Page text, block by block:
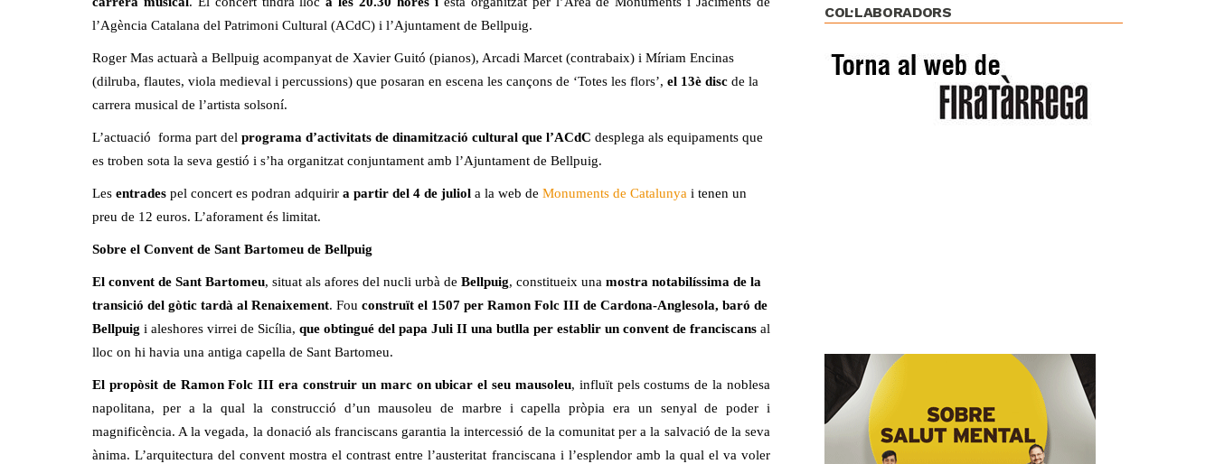
l’Agència Catalana del Patrimoni Cultural (ACdC) i l’Ajuntament de Bellpuig.
Roger Mas actuarà a Bellpuig acompanyat de Xavier Guitó (pianos), Arcadi Marcet (contrabaix) i Míriam Encinas
(dilruba, flautes, viola medieval i percussions) que posaran en escena les cançons de ‘Totes les flors’, el 13è disc de la
carrera musical de l’artista solsoní.
L’actuació forma part del programa d’activitats de dinamització cultural que l’ACdC desplega als equipaments que
es troben sota la seva gestió i s’ha organitzat conjuntament amb l’Ajuntament de Bellpuig.
Les entrades pel concert es podran adquirir a partir del 4 de juliol a la web de Monuments de Catalunya i tenen un
preu de 12 euros. L’aforament és limitat.
Sobre el Convent de Sant Bartomeu de Bellpuig
El convent de Sant Bartomeu, situat als afores del nucli urbà de Bellpuig, constitueix una mostra notabilíssima de la
transició del gòtic tardà al Renaixement. Fou construït el 1507 per Ramon Folc III de Cardona-Anglesola, baró de
Bellpuig i aleshores virrei de Sicília, que obtingué del papa Juli II una butlla per establir un convent de franciscans al
lloc on hi havia una antiga capella de Sant Bartomeu.
El propòsit de Ramon Folc III era construir un marc on ubicar el seu mausoleu, influït pels costums de la noblesa
napolitana, per a la qual la construcció d’un mausoleu de marbre i capella pròpia era un senyal de poder i
magnificència. A la vegada, la donació als franciscans garantia la intercessió de la comunitat per a la salvació de la seva
ànima. L’arquitectura del convent mostra el contrast entre l’austeritat franciscana i l’esplendor amb la qual el va voler
COL·LABORADORS